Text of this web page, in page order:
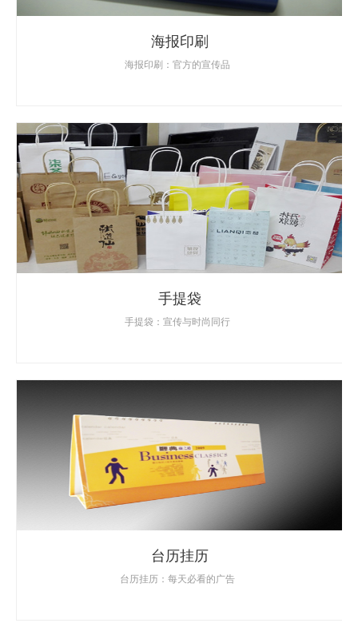
海报印刷
海报印刷：官方的宣传品
手提袋
手提袋：宣传与时尚同行
台历挂历
台历挂历：每天必看的广告